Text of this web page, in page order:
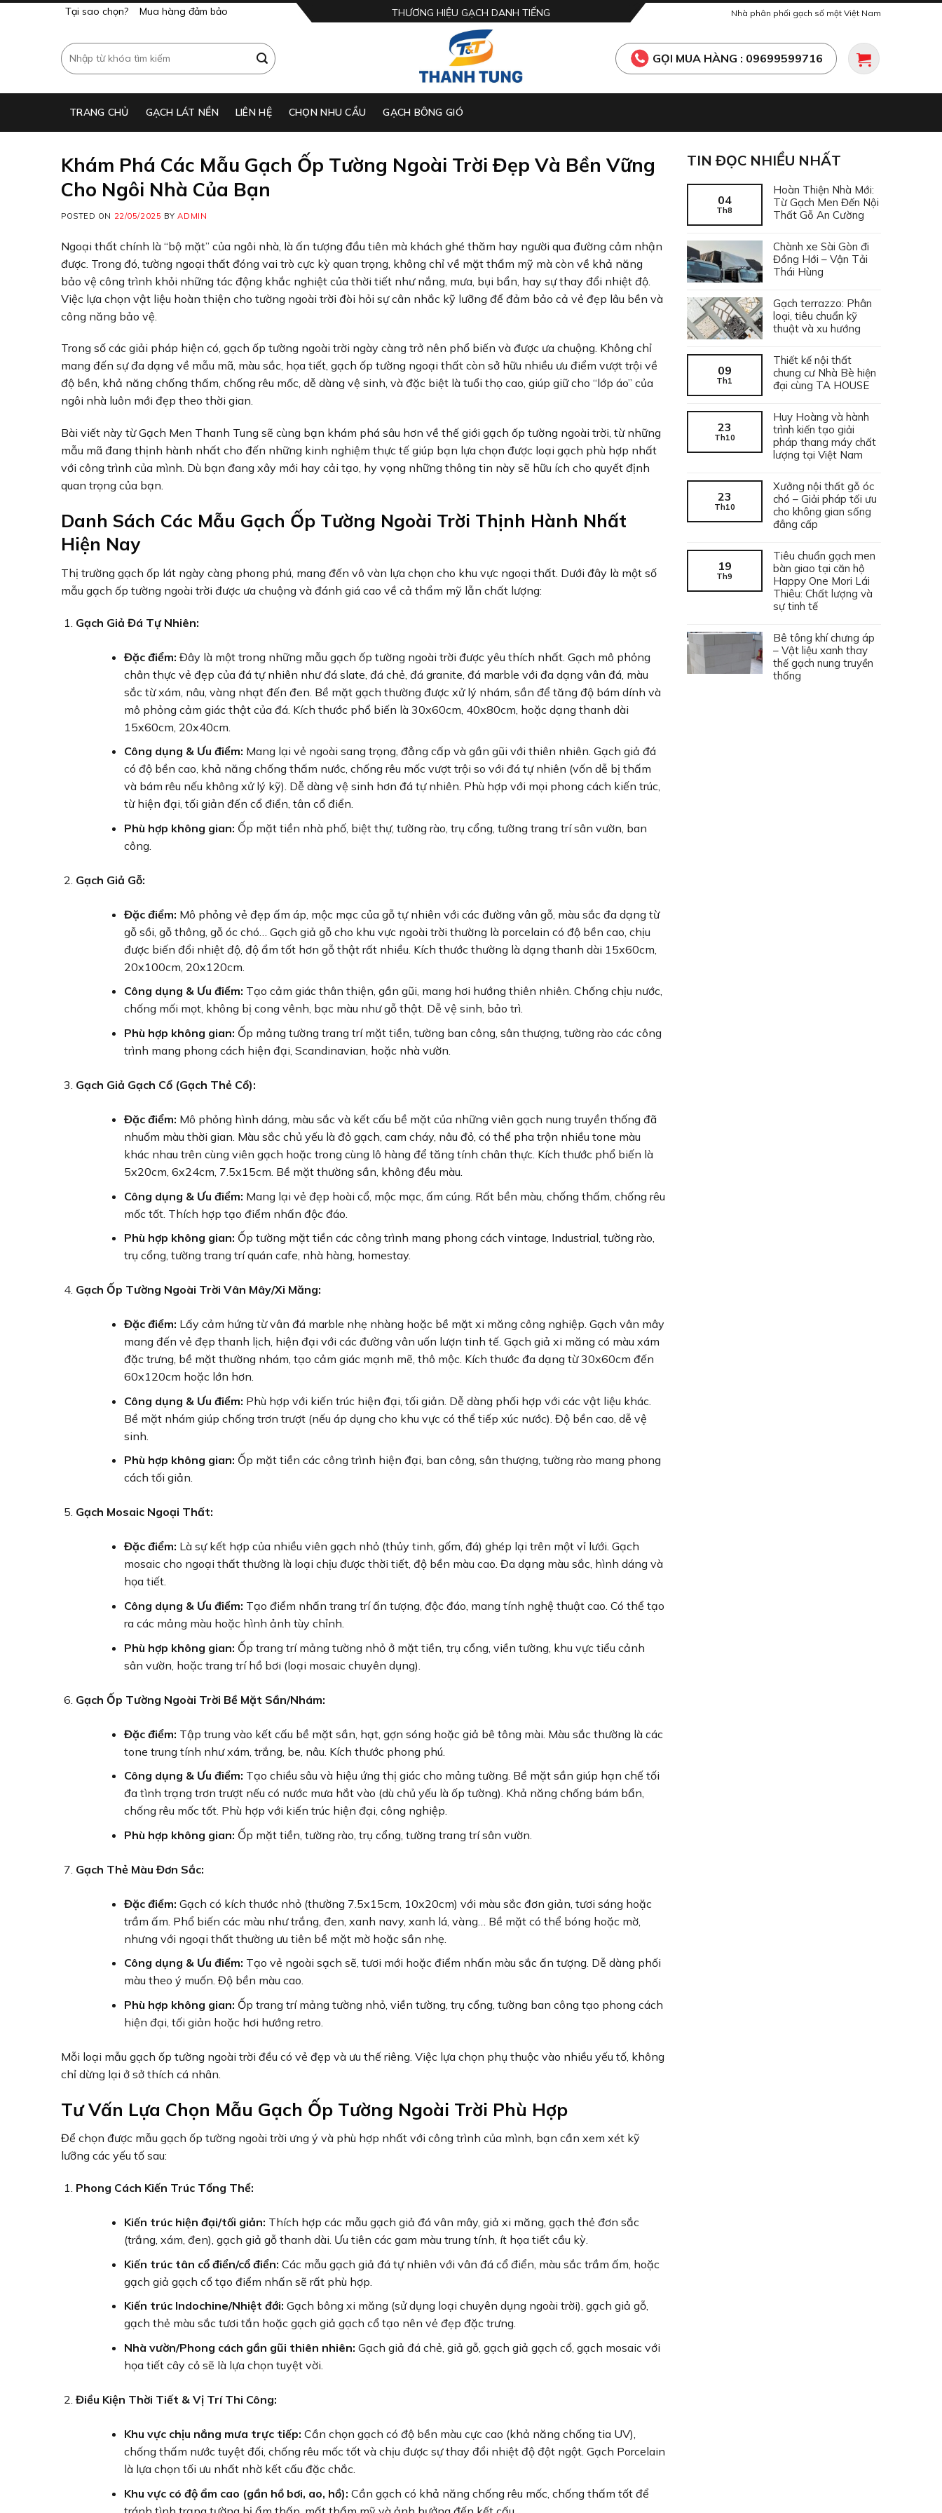
Tại sao chọn? Mua hàng đảm bảo THƯƠNG HIỆU GẠCH DANH TIẾNG Nhà phân phối gạch số một Việt Nam
Tìm
kiếm:
GỌI MUA HÀNG : 09699599716
TRANG CHỦ GẠCH LÁT NỀN​ LIÊN HỆ CHỌN NHU CẦU GẠCH BÔNG GIÓ
Khám Phá Các Mẫu Gạch Ốp Tường Ngoài Trời Đẹp Và Bền Vững
Cho Ngôi Nhà Của Bạn
POSTED ON 22/05/2025 BYADMIN
Ngoại thất chính là “bộ mặt” của ngôi nhà, là ấn tượng đầu tiên mà khách ghé thăm hay người qua đường cảm nhận
được. Trong đó, tường ngoại thất đóng vai trò cực kỳ quan trọng, không chỉ về mặt thẩm mỹ mà còn về khả năng
bảo vệ công trình khỏi những tác động khắc nghiệt của thời tiết như nắng, mưa, bụi bẩn, hay sự thay đổi nhiệt độ.
Việc lựa chọn vật liệu hoàn thiện cho tường ngoài trời đòi hỏi sự cân nhắc kỹ lưỡng để đảm bảo cả vẻ đẹp lâu bền và
công năng bảo vệ.
Trong số các giải pháp hiện có, gạch ốp tường ngoài trời ngày càng trở nên phổ biến và được ưa chuộng. Không chỉ
mang đến sự đa dạng về mẫu mã, màu sắc, họa tiết, gạch ốp tường ngoại thất còn sở hữu nhiều ưu điểm vượt trội về
độ bền, khả năng chống thấm, chống rêu mốc, dễ dàng vệ sinh, và đặc biệt là tuổi thọ cao, giúp giữ cho “lớp áo” của
ngôi nhà luôn mới đẹp theo thời gian.
Bài viết này từ Gạch Men Thanh Tung sẽ cùng bạn khám phá sâu hơn về thế giới gạch ốp tường ngoài trời, từ những
mẫu mã đang thịnh hành nhất cho đến những kinh nghiệm thực tế giúp bạn lựa chọn được loại gạch phù hợp nhất
với công trình của mình. Dù bạn đang xây mới hay cải tạo, hy vọng những thông tin này sẽ hữu ích cho quyết định
quan trọng của bạn.
Danh Sách Các Mẫu Gạch Ốp Tường Ngoài Trời Thịnh Hành Nhất
Hiện Nay
Thị trường gạch ốp lát ngày càng phong phú, mang đến vô vàn lựa chọn cho khu vực ngoại thất. Dưới đây là một số
mẫu gạch ốp tường ngoài trời được ưa chuộng và đánh giá cao về cả thẩm mỹ lẫn chất lượng:
Gạch Giả Đá Tự Nhiên:
Đặc điểm: Đây là một trong những mẫu gạch ốp tường ngoài trời được yêu thích nhất. Gạch mô phỏng
chân thực vẻ đẹp của đá tự nhiên như đá slate, đá chẻ, đá granite, đá marble với đa dạng vân đá, màu
sắc từ xám, nâu, vàng nhạt đến đen. Bề mặt gạch thường được xử lý nhám, sần để tăng độ bám dính và
mô phỏng cảm giác thật của đá. Kích thước phổ biến là 30x60cm, 40x80cm, hoặc dạng thanh dài
15x60cm, 20x40cm.
Công dụng & Ưu điểm: Mang lại vẻ ngoài sang trọng, đẳng cấp và gần gũi với thiên nhiên. Gạch giả đá
có độ bền cao, khả năng chống thấm nước, chống rêu mốc vượt trội so với đá tự nhiên (vốn dễ bị thấm
và bám rêu nếu không xử lý kỹ). Dễ dàng vệ sinh hơn đá tự nhiên. Phù hợp với mọi phong cách kiến trúc,
từ hiện đại, tối giản đến cổ điển, tân cổ điển.
Phù hợp không gian: Ốp mặt tiền nhà phố, biệt thự, tường rào, trụ cổng, tường trang trí sân vườn, ban
công.
Gạch Giả Gỗ:
Đặc điểm: Mô phỏng vẻ đẹp ấm áp, mộc mạc của gỗ tự nhiên với các đường vân gỗ, màu sắc đa dạng từ
gỗ sồi, gỗ thông, gỗ óc chó… Gạch giả gỗ cho khu vực ngoài trời thường là porcelain có độ bền cao, chịu
được biến đổi nhiệt độ, độ ẩm tốt hơn gỗ thật rất nhiều. Kích thước thường là dạng thanh dài 15x60cm,
20x100cm, 20x120cm.
Công dụng & Ưu điểm: Tạo cảm giác thân thiện, gần gũi, mang hơi hướng thiên nhiên. Chống chịu nước,
chống mối mọt, không bị cong vênh, bạc màu như gỗ thật. Dễ vệ sinh, bảo trì.
Phù hợp không gian: Ốp mảng tường trang trí mặt tiền, tường ban công, sân thượng, tường rào các công
trình mang phong cách hiện đại, Scandinavian, hoặc nhà vườn.
Gạch Giả Gạch Cổ (Gạch Thẻ Cổ):
Đặc điểm: Mô phỏng hình dáng, màu sắc và kết cấu bề mặt của những viên gạch nung truyền thống đã
nhuốm màu thời gian. Màu sắc chủ yếu là đỏ gạch, cam cháy, nâu đỏ, có thể pha trộn nhiều tone màu
khác nhau trên cùng viên gạch hoặc trong cùng lô hàng để tăng tính chân thực. Kích thước phổ biến là
5x20cm, 6x24cm, 7.5x15cm. Bề mặt thường sần, không đều màu.
Công dụng & Ưu điểm: Mang lại vẻ đẹp hoài cổ, mộc mạc, ấm cúng. Rất bền màu, chống thấm, chống rêu
mốc tốt. Thích hợp tạo điểm nhấn độc đáo.
Phù hợp không gian: Ốp tường mặt tiền các công trình mang phong cách vintage, Industrial, tường rào,
trụ cổng, tường trang trí quán cafe, nhà hàng, homestay.
Gạch Ốp Tường Ngoài Trời Vân Mây/Xi Măng:
Đặc điểm: Lấy cảm hứng từ vân đá marble nhẹ nhàng hoặc bề mặt xi măng công nghiệp. Gạch vân mây
mang đến vẻ đẹp thanh lịch, hiện đại với các đường vân uốn lượn tinh tế. Gạch giả xi măng có màu xám
đặc trưng, bề mặt thường nhám, tạo cảm giác mạnh mẽ, thô mộc. Kích thước đa dạng từ 30x60cm đến
60x120cm hoặc lớn hơn.
Công dụng & Ưu điểm: Phù hợp với kiến trúc hiện đại, tối giản. Dễ dàng phối hợp với các vật liệu khác.
Bề mặt nhám giúp chống trơn trượt (nếu áp dụng cho khu vực có thể tiếp xúc nước). Độ bền cao, dễ vệ
sinh.
Phù hợp không gian: Ốp mặt tiền các công trình hiện đại, ban công, sân thượng, tường rào mang phong
cách tối giản.
Gạch Mosaic Ngoại Thất:
Đặc điểm: Là sự kết hợp của nhiều viên gạch nhỏ (thủy tinh, gốm, đá) ghép lại trên một vỉ lưới. Gạch
mosaic cho ngoại thất thường là loại chịu được thời tiết, độ bền màu cao. Đa dạng màu sắc, hình dáng và
họa tiết.
Công dụng & Ưu điểm: Tạo điểm nhấn trang trí ấn tượng, độc đáo, mang tính nghệ thuật cao. Có thể tạo
ra các mảng màu hoặc hình ảnh tùy chỉnh.
Phù hợp không gian: Ốp trang trí mảng tường nhỏ ở mặt tiền, trụ cổng, viền tường, khu vực tiểu cảnh
sân vườn, hoặc trang trí hồ bơi (loại mosaic chuyên dụng).
Gạch Ốp Tường Ngoài Trời Bề Mặt Sần/Nhám:
Đặc điểm: Tập trung vào kết cấu bề mặt sần, hạt, gợn sóng hoặc giả bê tông mài. Màu sắc thường là các
tone trung tính như xám, trắng, be, nâu. Kích thước phong phú.
Công dụng & Ưu điểm: Tạo chiều sâu và hiệu ứng thị giác cho mảng tường. Bề mặt sần giúp hạn chế tối
đa tình trạng trơn trượt nếu có nước mưa hắt vào (dù chủ yếu là ốp tường). Khả năng chống bám bẩn,
chống rêu mốc tốt. Phù hợp với kiến trúc hiện đại, công nghiệp.
Phù hợp không gian: Ốp mặt tiền, tường rào, trụ cổng, tường trang trí sân vườn.
Gạch Thẻ Màu Đơn Sắc:
Đặc điểm: Gạch có kích thước nhỏ (thường 7.5x15cm, 10x20cm) với màu sắc đơn giản, tươi sáng hoặc
trầm ấm. Phổ biến các màu như trắng, đen, xanh navy, xanh lá, vàng… Bề mặt có thể bóng hoặc mờ,
nhưng với ngoại thất thường ưu tiên bề mặt mờ hoặc sần nhẹ.
Công dụng & Ưu điểm: Tạo vẻ ngoài sạch sẽ, tươi mới hoặc điểm nhấn màu sắc ấn tượng. Dễ dàng phối
màu theo ý muốn. Độ bền màu cao.
Phù hợp không gian: Ốp trang trí mảng tường nhỏ, viền tường, trụ cổng, tường ban công tạo phong cách
hiện đại, tối giản hoặc hơi hướng retro.
Mỗi loại mẫu gạch ốp tường ngoài trời đều có vẻ đẹp và ưu thế riêng. Việc lựa chọn phụ thuộc vào nhiều yếu tố, không
chỉ dừng lại ở sở thích cá nhân.
Tư Vấn Lựa Chọn Mẫu Gạch Ốp Tường Ngoài Trời Phù Hợp
Để chọn được mẫu gạch ốp tường ngoài trời ưng ý và phù hợp nhất với công trình của mình, bạn cần xem xét kỹ
lưỡng các yếu tố sau:
Phong Cách Kiến Trúc Tổng Thể:
Kiến trúc hiện đại/tối giản: Thích hợp các mẫu gạch giả đá vân mây, giả xi măng, gạch thẻ đơn sắc
(trắng, xám, đen), gạch giả gỗ thanh dài. Ưu tiên các gam màu trung tính, ít họa tiết cầu kỳ.
Kiến trúc tân cổ điển/cổ điển: Các mẫu gạch giả đá tự nhiên với vân đá cổ điển, màu sắc trầm ấm, hoặc
gạch giả gạch cổ tạo điểm nhấn sẽ rất phù hợp.
Kiến trúc Indochine/Nhiệt đới: Gạch bông xi măng (sử dụng loại chuyên dụng ngoài trời), gạch giả gỗ,
gạch thẻ màu sắc tươi tắn hoặc gạch giả gạch cổ tạo nên vẻ đẹp đặc trưng.
Nhà vườn/Phong cách gần gũi thiên nhiên: Gạch giả đá chẻ, giả gỗ, gạch giả gạch cổ, gạch mosaic với
họa tiết cây cỏ sẽ là lựa chọn tuyệt vời.
Điều Kiện Thời Tiết & Vị Trí Thi Công:
Khu vực chịu nắng mưa trực tiếp: Cần chọn gạch có độ bền màu cực cao (khả năng chống tia UV),
chống thấm nước tuyệt đối, chống rêu mốc tốt và chịu được sự thay đổi nhiệt độ đột ngột. Gạch Porcelain
là lựa chọn tối ưu nhất nhờ kết cấu đặc chắc.
Khu vực có độ ẩm cao (gần hồ bơi, ao, hồ): Cần gạch có khả năng chống rêu mốc, chống thấm tốt để
TIN ĐỌC NHIỀU NHẤT
04
Th8
Hoàn Thiện Nhà Mới:
Từ Gạch Men Đến Nội
Thất Gỗ An Cường
Chành xe Sài Gòn đi
Đồng Hới – Vận Tải
Thái Hùng
Gạch terrazzo: Phân
loại, tiêu chuẩn kỹ
thuật và xu hướng
09
Th1
Thiết kế nội thất
chung cư Nhà Bè hiện
đại cùng TA HOUSE
23
Th10
Huy Hoàng và hành
trình kiến tạo giải
pháp thang máy chất
lượng tại Việt Nam
23
Th10
Xưởng nội thất gỗ óc
chó – Giải pháp tối ưu
cho không gian sống
đẳng cấp
19
Th9
Tiêu chuẩn gạch men
bàn giao tại căn hộ
Happy One Mori Lái
Thiêu: Chất lượng và
sự tinh tế
Bê tông khí chưng áp
– Vật liệu xanh thay
thế gạch nung truyền
thống